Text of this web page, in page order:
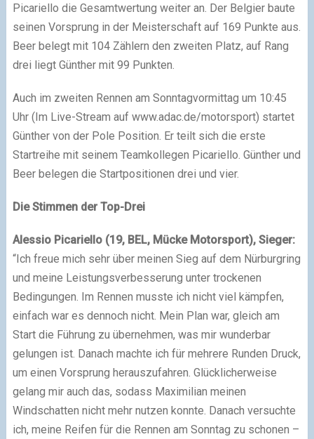
Picariello die Gesamtwertung weiter an. Der Belgier baute
seinen Vorsprung in der Meisterschaft auf 169 Punkte aus.
Beer belegt mit 104 Zählern den zweiten Platz, auf Rang
drei liegt Günther mit 99 Punkten.
Auch im zweiten Rennen am Sonntagvormittag um 10:45
Uhr (Im Live-Stream auf www.adac.de/motorsport) startet
Günther von der Pole Position. Er teilt sich die erste
Startreihe mit seinem Teamkollegen Picariello. Günther und
Beer belegen die Startpositionen drei und vier.
Die Stimmen der Top-Drei
Alessio Picariello (19, BEL, Mücke Motorsport), Sieger:
“Ich freue mich sehr über meinen Sieg auf dem Nürburgring
und meine Leistungsverbesserung unter trockenen
Bedingungen. Im Rennen musste ich nicht viel kämpfen,
einfach war es dennoch nicht. Mein Plan war, gleich am
Start die Führung zu übernehmen, was mir wunderbar
gelungen ist. Danach machte ich für mehrere Runden Druck,
um einen Vorsprung herauszufahren. Glücklicherweise
gelang mir auch das, sodass Maximilian meinen
Windschatten nicht mehr nutzen konnte. Danach versuchte
ich, meine Reifen für die Rennen am Sonntag zu schonen –